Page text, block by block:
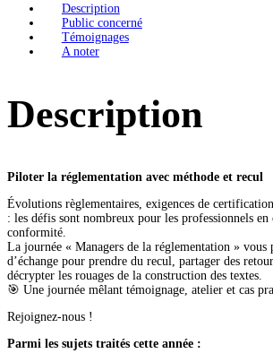
réglementationDescription
Public concerné
Témoignages
A noter
Description
Piloter la réglementation avec méthode et recul
Évolutions règlementaires, exigences de
: les défis sont nombreux pour les professionnels en
conformité.
La journée « Managers de la réglementation » vous
d’échange pour prendre du recul, partager des
décrypter les rouages de la construction des textes.
🎯 Une journée mêlant témoignage, atelier et cas
Rejoignez-nous !
Parmi les sujets traités cette année :